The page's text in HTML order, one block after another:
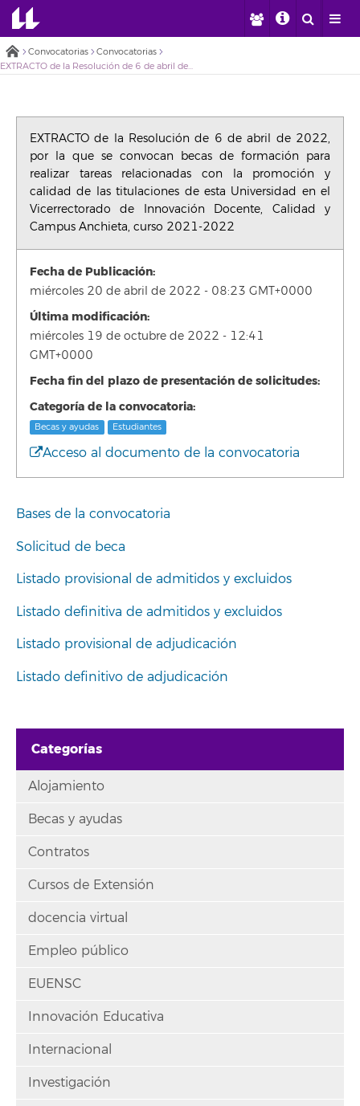
Convocatorias
Convocatorias
EXTRACTO de la Resolución de 6 de abril de 2022, por la que se convocan becas de formación para realizar tareas relacionadas con la promoción y calidad de las titulaciones de esta Universidad en el Vicerrectorado de Innovación Docente, Calidad y Campus Anchieta, curso 2021-2022
EXTRACTO de la Resolución de 6 de abril de 2022,
por la que se convocan becas de formación para
realizar tareas relacionadas con la promoción y
calidad de las titulaciones de esta Universidad en el
Vicerrectorado de Innovación Docente, Calidad y
Campus Anchieta, curso 2021-2022
Fecha de Publicación:
miércoles 20 de abril de 2022 - 08:23 GMT+0000
Última modificación:
miércoles 19 de octubre de 2022 - 12:41
GMT+0000
Fecha fin del plazo de presentación de solicitudes:
Categoría de la convocatoria:
Becas y ayudas Estudiantes
Acceso al documento de la convocatoria
Bases de la convocatoria
Solicitud de beca
Listado provisional de admitidos y excluidos
Listado definitiva de admitidos y excluidos
Listado provisional de adjudicación
Listado definitivo de adjudicación
Categorías
Alojamiento
Becas y ayudas
Contratos
Cursos de Extensión
docencia virtual
Empleo público
EUENSC
Innovación Educativa
Internacional
Investigación